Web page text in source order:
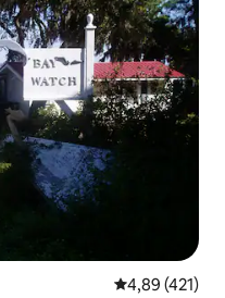
Átlagos
4,89 (421)